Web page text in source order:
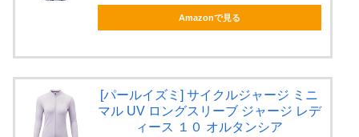
Amazonで見る
[パールイズミ] サイクルジャージ ミニ
マル UV ロングスリーブ ジャージ レデ
ィース １０ オルタンシア